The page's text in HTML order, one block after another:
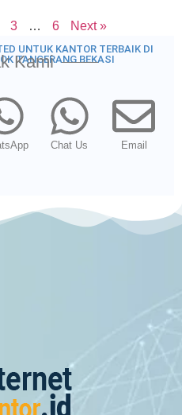
3 … 6 Next »
UNTUK KANTOR TERBAIK DI
TANGERANG BEKASI
Kami
Chat Us Email